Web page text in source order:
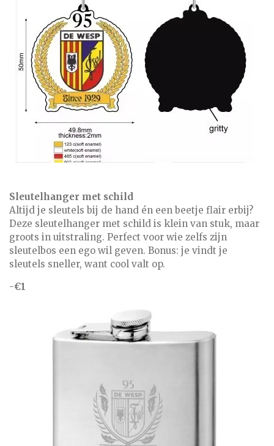
Sleutelhanger met schild
Altijd je sleutels bij de hand én een beetje flair erbij?
Deze sleutelhanger met schild is klein van stuk, maar
groots in uitstraling. Perfect voor wie zelfs zijn
sleutelbos een ego wil geven. Bonus: je vindt je
sleutels sneller, want cool valt op.
-€1